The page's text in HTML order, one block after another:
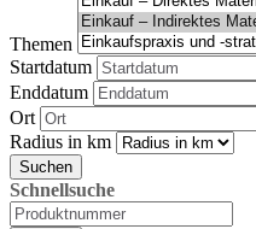
Themen
Startdatum
Enddatum
Ort
Radius in km
Suchen
Schnellsuche